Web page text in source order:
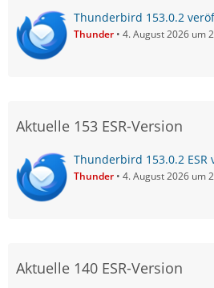
Thunderbird 153.0.2
Thunder 4. August 2026 um
Aktuelle 153 ESR-Version
Thunderbird 153.0.2
Thunder 4. August 2026 um
Aktuelle 140 ESR-Version